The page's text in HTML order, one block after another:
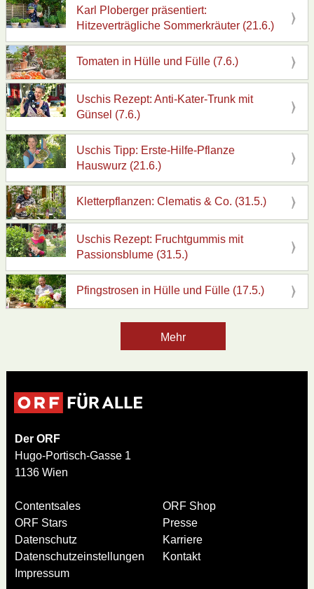
Karl Ploberger präsentiert:
Hitzeverträgliche Sommerkräuter (21.6.)
Tomaten in Hülle und Fülle (7.6.)
Uschis Rezept: Anti-Kater-Trunk mit
Günsel (7.6.)
Uschis Tipp: Erste-Hilfe-Pflanze
Hauswurz (21.6.)
Kletterpflanzen: Clematis & Co. (31.5.)
Uschis Rezept: Fruchtgummis mit
Passionsblume (31.5.)
Pfingstrosen in Hülle und Fülle (17.5.)
Mehr
Der ORF
Hugo-Portisch-Gasse 1
1136 Wien
Contentsales
ORF Stars
Datenschutz
Datenschutzeinstellungen
Impressum
ORF Shop
Presse
Karriere
Kontakt